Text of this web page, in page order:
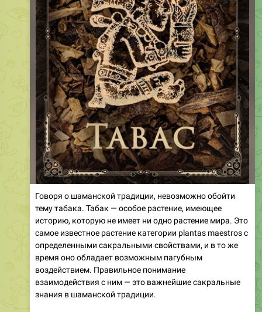
Говоря о шаманской традиции, невозможно обойти
тему табака. Табак — особое растение, имеющее
историю, которую не имеет ни одно растение мира. Это
самое известное растение категории plantas maestros с
определенными сакральными свойствами, и в то же
время оно обладает возможным пагубным
воздействием. Правильное понимание
взаимодействия с ним — это важнейшие сакральные
знания в шаманской традиции.